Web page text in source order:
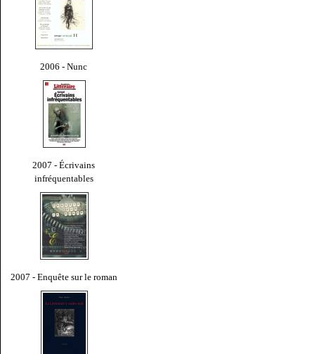
2006 - Nunc
2007 - Écrivains
infréquentables
2007 - Enquête sur le roman